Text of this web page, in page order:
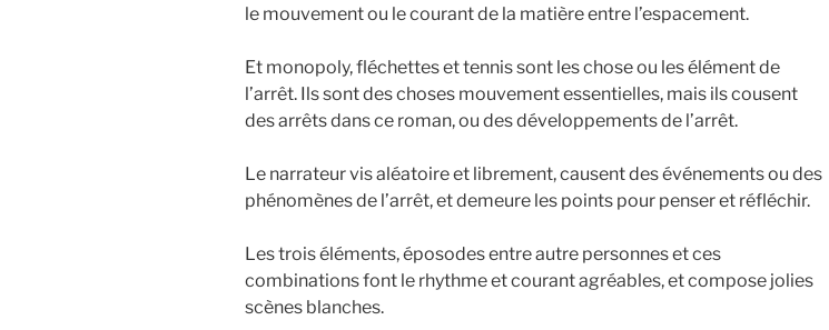
le mouvement ou le courant de la matière entre l’espacement.
Et monopoly, fléchettes et tennis sont les chose ou les élément de
l’arrêt. Ils sont des choses mouvement essentielles, mais ils cousent
des arrêts dans ce roman, ou des développements de l’arrêt.
Le narrateur vis aléatoire et librement, causent des événements ou des
phénomènes de l’arrêt, et demeure les points pour penser et réfléchir.
Les trois éléments, éposodes entre autre personnes et ces
combinations font le rhythme et courant agréables, et compose jolies
scènes blanches.